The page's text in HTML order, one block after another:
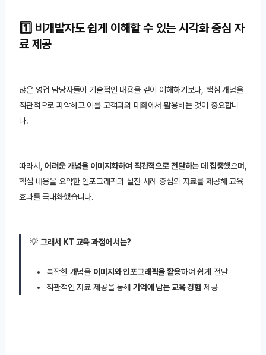
1️⃣ 비개발자도 쉽게 이해할 수 있는 시각화 중심 자
료 제공
많은 영업 담당자들이 기술적인 내용을 깊이 이해하기보다, 핵심 개념을
직관적으로 파악하고 이를 고객과의 대화에서 활용하는 것이 중요합니
다.
따라서,어려운 개념을 이미지화하여 직관적으로 전달하는 데 집중했으며,
핵심 내용을 요약한 인포그래픽과 실전 사례 중심의 자료를 제공해 교육
효과를 극대화했습니다.
💡 그래서 KT 교육 과정에서는?
복잡한 개념을 이미지와 인포그래픽을 활용하여 쉽게 전달
직관적인 자료 제공을 통해 기억에 남는 교육 경험 제공